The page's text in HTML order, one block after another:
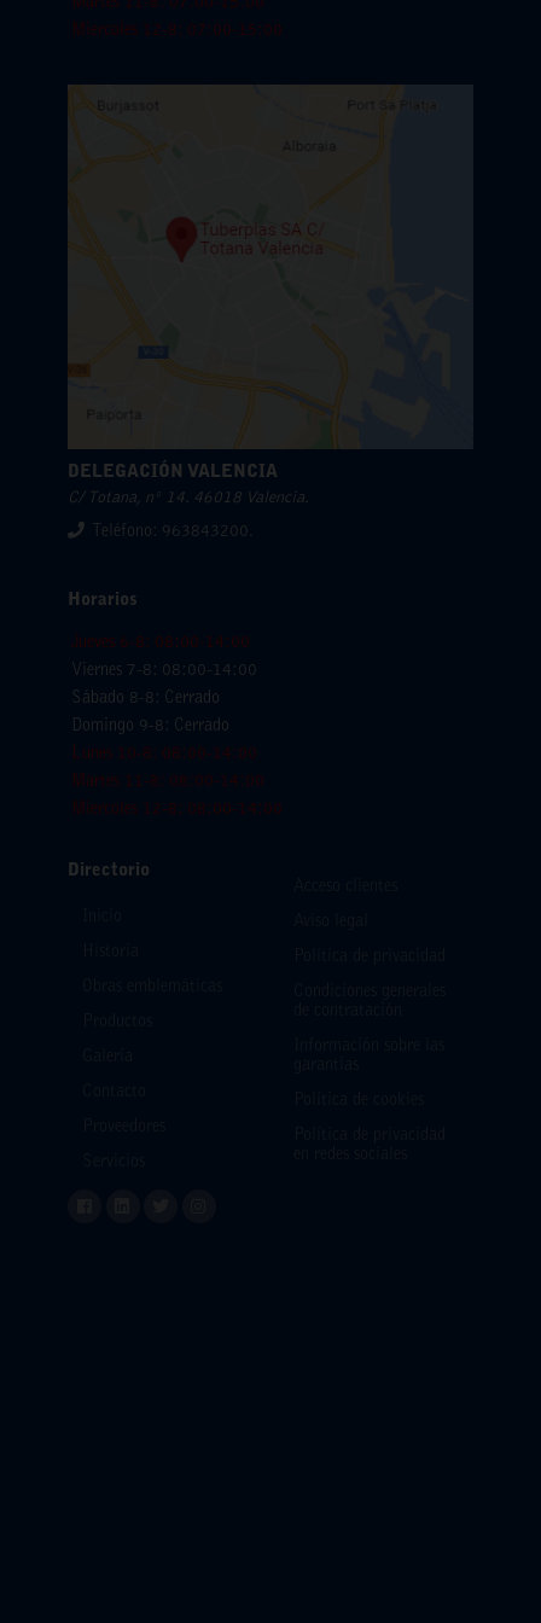
Directorio
Martes 11-8: 07:00-15:00
Miercoles 12-8: 07:00-15:00
DELEGACIÓN VALENCIA
C/ Totana, nº 14. 46018 Valencia.
Teléfono: 963843200.
Horarios
Jueves 6-8: 08:00-14:00
Viernes 7-8: 08:00-14:00
Sábado 8-8: Cerrado
Domingo 9-8: Cerrado
Lunes 10-8: 08:00-14:00
Martes 11-8: 08:00-14:00
Miercoles 12-8: 08:00-14:00